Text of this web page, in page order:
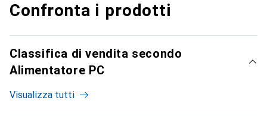
Confronta i prodotti
Classifica di vendita secondo
Alimentatore PC
Visualizza tutti